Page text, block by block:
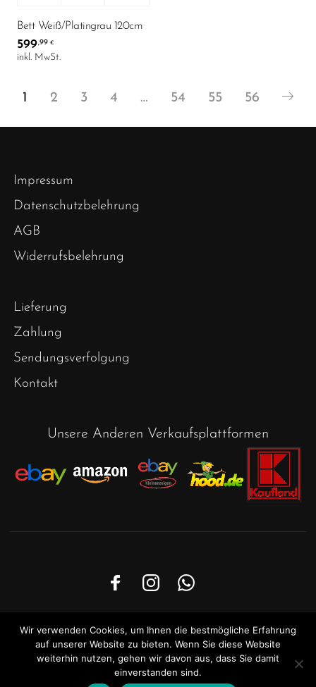
Bett Weiß/Platingrau 120cm
599,99 €
inkl. MwSt.
1 2 3 4 … 54 55 56
Impressum
Datenschutzbelehrung
AGB
Widerrufsbelehrung
Lieferung
Zahlung
Sendungsverfolgung
Kontakt
Unsere Anderen Verkaufsplattformen
© 2024 Moebel29 . All rights reserved
Wir verwenden Cookies, um Ihnen die bestmögliche Erfahrung
auf unserer Website zu bieten. Wenn Sie diese Website
weiterhin nutzen, gehen wir davon aus, dass Sie damit
einverstanden sind.